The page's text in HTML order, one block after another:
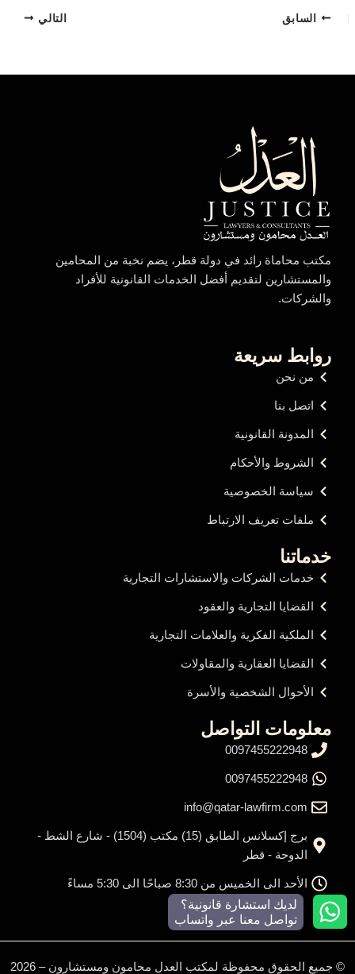
السابق التالي
مكتب محاماة رائد في دولة قطر، يضم نخبة من المحامين
والمستشارين لتقديم أفضل الخدمات القانونية للأفراد
والشركات.
روابط سريعة
من نحن
اتصل بنا
المدونة القانونية
الشروط والأحكام
سياسة الخصوصية
ملفات تعريف الارتباط
خدماتنا
خدمات الشركات والاستشارات التجارية
القضايا التجارية والعقود
الملكية الفكرية والعلامات التجارية
القضايا العقارية والمقاولات
الأحوال الشخصية والأسرة
معلومات التواصل
0097455222948
0097455222948
info@qatar-lawfirm.com
برج إكسلانس الطابق (15) مكتب (1504) - شارع الشط -
الدوحة - قطر
الأحد الى الخميس من 8:30 صباحًا الى 5:30 مساءً
© جميع الحقوق محفوظة لمكتب العدل محامون ومستشارون – 2026
لديك استشارة قانونية؟
تواصل معنا عبر واتساب